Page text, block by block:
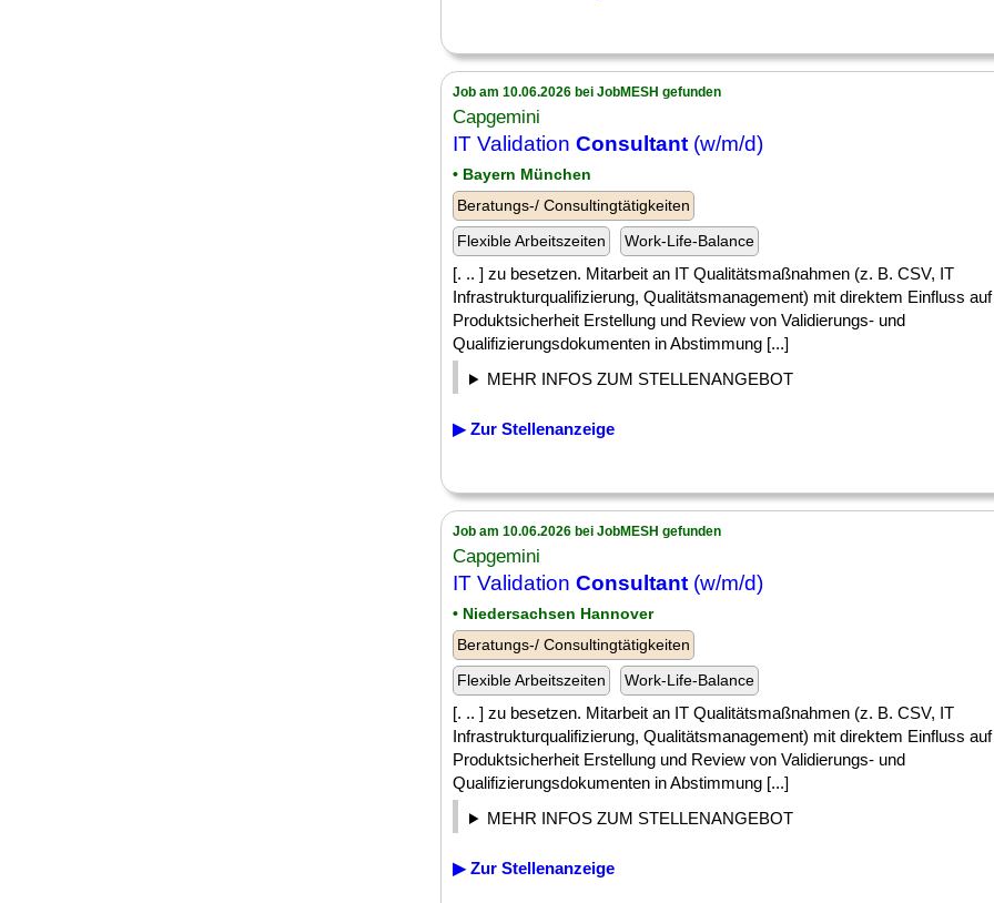
Job am 10.06.2026 bei JobMESH gefunden
Capgemini
IT Validation Consultant (w/m/d)
• Bayern München
Beratungs-/ Consultingtätigkeiten
Flexible Arbeitszeiten
Work-Life-Balance
[. .. ] zu besetzen. Mitarbeit an IT Qualitätsmaßnahmen (z. B. CSV, IT
Infrastrukturqualifizierung, Qualitätsmanagement) mit direktem Einfluss
Produktsicherheit Erstellung und Review von Validierungs- und
Qualifizierungsdokumenten in Abstimmung [...]
MEHR INFOS ZUM STELLENANGEBOT
▶ Zur Stellenanzeige
Job am 10.06.2026 bei JobMESH gefunden
Capgemini
IT Validation Consultant (w/m/d)
• Niedersachsen Hannover
Beratungs-/ Consultingtätigkeiten
Flexible Arbeitszeiten
Work-Life-Balance
[. .. ] zu besetzen. Mitarbeit an IT Qualitätsmaßnahmen (z. B. CSV, IT
Infrastrukturqualifizierung, Qualitätsmanagement) mit direktem Einfluss
Produktsicherheit Erstellung und Review von Validierungs- und
Qualifizierungsdokumenten in Abstimmung [...]
MEHR INFOS ZUM STELLENANGEBOT
▶ Zur Stellenanzeige